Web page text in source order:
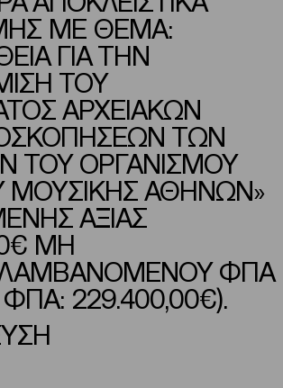
ΜΕ ΘΕΜΑ:
ΓΙΑ ΤΗΝ
ΤΟΥ
ΑΡΧΕΙΑΚΩΝ
ΤΩΝ
ΤΟΥ ΟΡΓΑΝΙΣΜΟΥ
ΜΟΥΣΙΚΗΣ ΑΘΗΝΩΝ»
ΑΞΙΑΣ
ΜΗ
ΦΠΑ
229.400,00€).